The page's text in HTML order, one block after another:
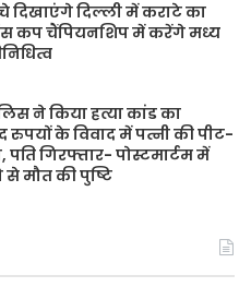
दिखाएंगे दिल्ली में कराटे का
कप चैंपियनशिप में करेंगे मध्य
ने किया हत्या कांड का
रुपयों के विवाद में पत्नी की पीट-
पति गिरफ्तार- पोस्टमार्टम में
मौत की पुष्टि